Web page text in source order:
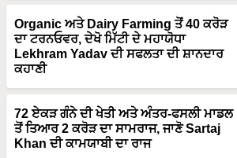
Organic ਅਤੇ Dairy Farming ਤੋਂ 40 ਕਰੋੜ
ਦਾ ਟਰਨਓਵਰ, ਦੇਖੋ ਮਿੱਟੀ ਦੇ ਮਹਾਯੋਧਾ
Lekhram Yadav ਦੀ ਸਫਲਤਾ ਦੀ ਸ਼ਾਨਦਾਰ
ਕਹਾਣੀ
72 ਏਕੜ ਗੰਨੇ ਦੀ ਖੇਤੀ ਅਤੇ ਅੰਤਰ-ਫਸਲੀ ਮਾਡਲ
ਤੋਂ ਤਿਆਰ 2 ਕਰੋੜ ਦਾ ਸਾਮਰਾਜ, ਜਾਣੋ Sartaj
Khan ਦੀ ਕਾਮਯਾਬੀ ਦਾ ਰਾਜ